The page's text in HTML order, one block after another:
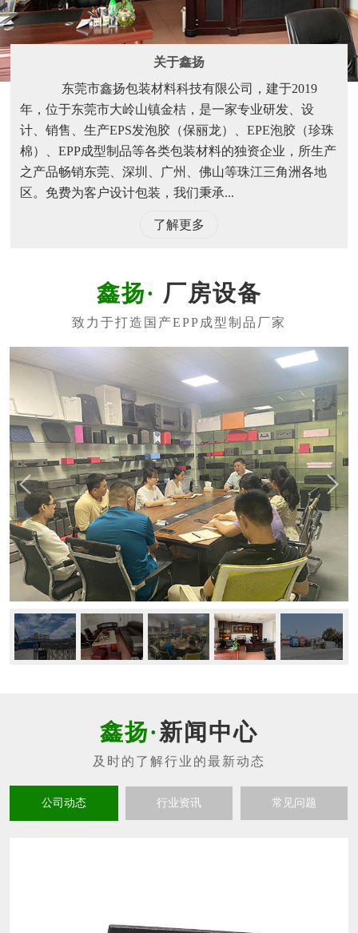
关于鑫扬
东莞市鑫扬包装材料科技有限公司，建于2019
年，位于东莞市大岭山镇金桔，是一家专业研发、设
计、销售、生产EPS发泡胶（保丽龙）、EPE泡胶（珍珠
棉）、EPP成型制品等各类包装材料的独资企业，所生产
之产品畅销东莞、深圳、广州、佛山等珠江三角洲各地
区。免费为客户设计包装，我们秉承...
了解更多
厂房设备
新闻中心
公司动态 行业资讯 常见问题